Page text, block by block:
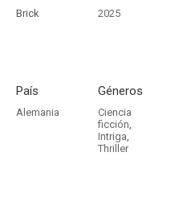
Brick 2025
País
Alemania
Géneros
Ciencia
ficción,
Intriga,
Thriller